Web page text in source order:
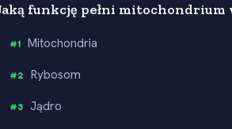
funkcję pełni mitochondrium
#1 Mitochondria
#2 Rybosom
#3 Jądro